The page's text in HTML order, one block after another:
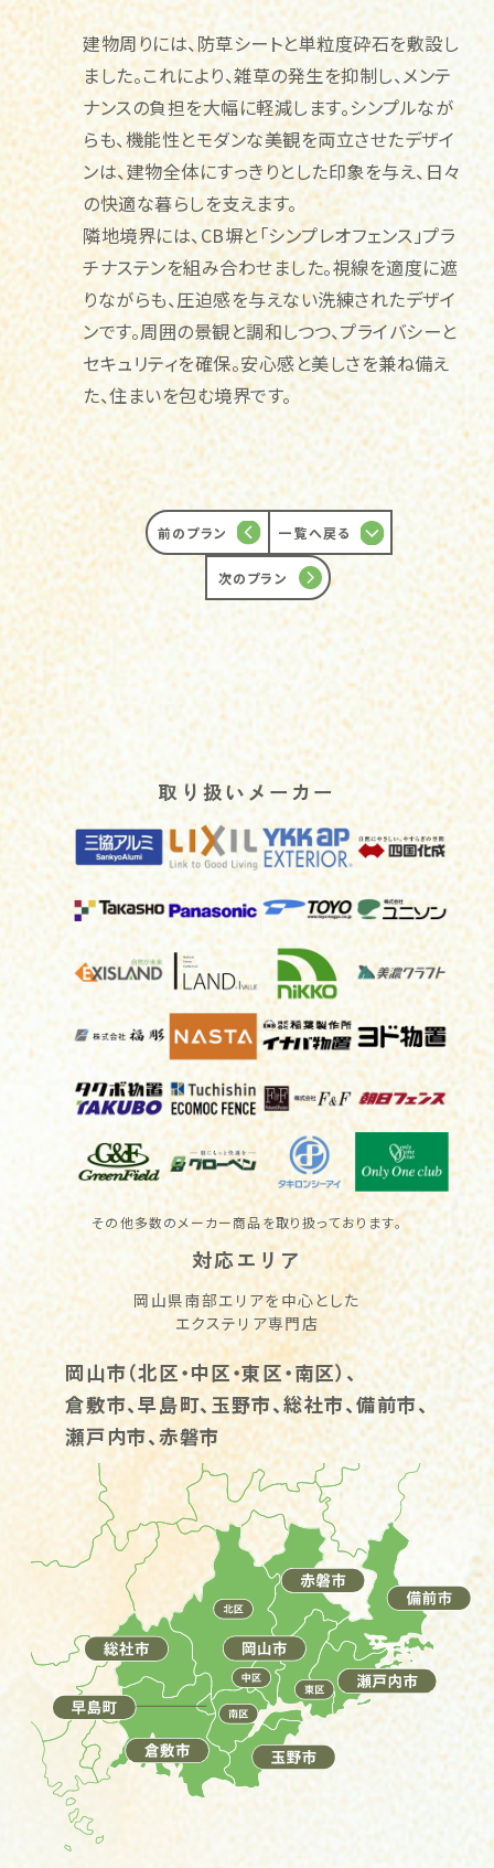
建物周りには、防草シートと単粒度砕石を敷設し
ました。これにより、雑草の発生を抑制し、メンテ
ナンスの負担を大幅に軽減します。シンプルなが
らも、機能性とモダンな美観を両立させたデザイ
ンは、建物全体にすっきりとした印象を与え、日々
の快適な暮らしを支えます。
隣地境界には、CB塀と「シンプレオフェンス」プラ
チナステンを組み合わせました。視線を適度に遮
りながらも、圧迫感を与えない洗練されたデザイ
ンです。周囲の景観と調和しつつ、プライバシーと
セキュリティを確保。安心感と美しさを兼ね備え
た、住まいを包む境界です。
前のプラン 一覧へ戻る
次のプラン
取り扱いメーカー
その他多数のメーカー商品を取り扱っております。
対応エリア
岡山県南部エリアを中心とした
エクステリア専門店
岡山市（北区・中区・東区・南区）、
倉敷市、早島町、玉野市、総社市、備前市、
瀬戸内市、赤磐市